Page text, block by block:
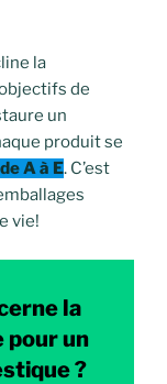
la
de
un
produit se
A à E. C’est
vie!
la
pour un
?